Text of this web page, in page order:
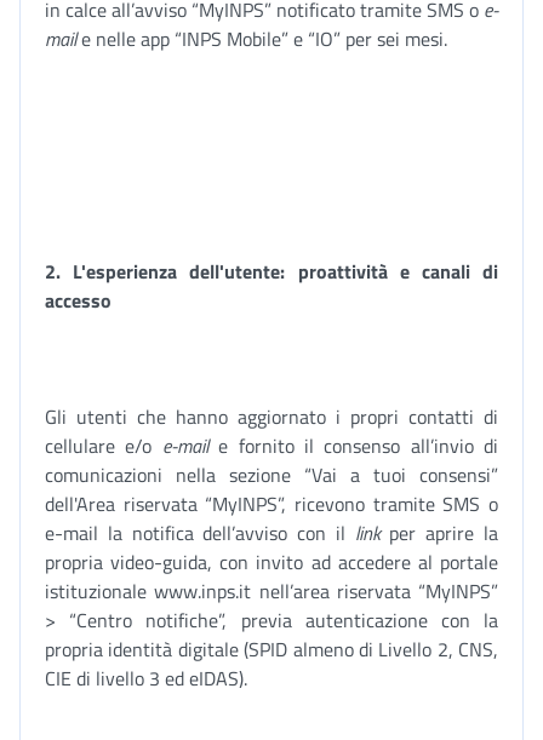
in calce all’avviso “MyINPS” notificato tramite SMS o e-
maile nelle app “INPS Mobile” e “IO” per sei mesi.
2. L'esperienza dell'utente: proattività e canali di
accesso
Gli utenti che hanno aggiornato i propri contatti di
cellulare e/o e-maile fornito il consenso all’invio di
comunicazioni nella sezione “Vai a tuoi consensi”
dell'Area riservata “MyINPS”, ricevono tramite SMS o
e-mail la notifica dell’avviso con il linkper aprire la
propria video-guida, con invito ad accedere al portale
istituzionale www.inps.it nell’area riservata “MyINPS”
> “Centro notifiche”, previa autenticazione con la
propria identità digitale (SPID almeno di Livello 2, CNS,
CIE di livello 3 ed eIDAS).